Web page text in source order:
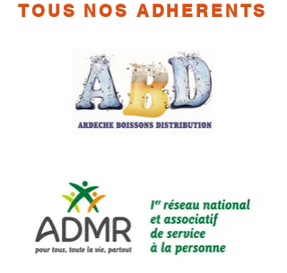
TOUS NOS ADHERENTS